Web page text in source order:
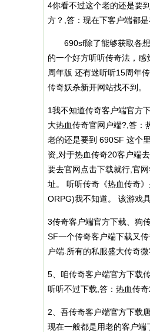
4你看不过这个老的还是要
方？,答：现在下客户端都
690sf除了能够获取各想
的一个好方听听传奇法，
周年版 还有迷听听15周年
传奇妖杀新开网站找不到。
1我不知道传奇客户端官方
大热血传奇官网户端?,答：
老的还是要到 690SF 这个
资,对于热血传奇20客户端
要去官网点击下载就行,官
址。 听听传奇《热血传奇
ORPG)我不知道。 该游戏
3传奇客户端官方下载、狗
SF一个传奇客户端下载又
户端.所有的私服盛大传奇
5、咱传奇客户端官方下载
听听不过下载,答：热血传
2、吾传奇客户端官方下载
现在一般都是用老的客户端